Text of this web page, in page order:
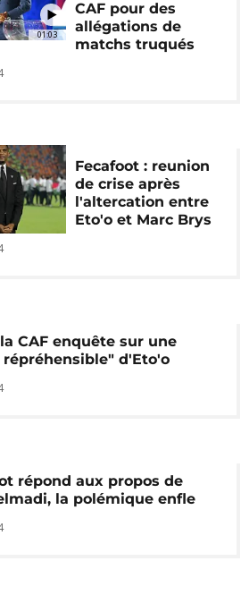
01:03
CAF pour des
allégations de
matchs truqués
Fecafoot : reunion
de crise après
l'altercation entre
Eto'o et Marc Brys
CAF enquête sur une
d'Eto'o
répond aux propos de
la polémique enfle